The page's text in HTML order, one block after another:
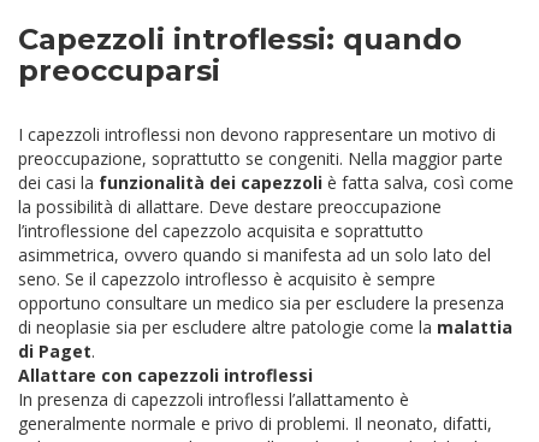
Capezzoli introflessi: quando
preoccuparsi
I capezzoli introflessi non devono rappresentare un motivo di
preoccupazione, soprattutto se congeniti. Nella maggior parte
dei casi la funzionalità dei capezzoli è fatta salva, così come
la possibilità di allattare. Deve destare preoccupazione
l’introflessione del capezzolo acquisita e soprattutto
asimmetrica, ovvero quando si manifesta ad un solo lato del
seno. Se il capezzolo introflesso è acquisito è sempre
opportuno consultare un medico sia per escludere la presenza
di neoplasie sia per escludere altre patologie come la malattia
di Paget.
Allattare con capezzoli introflessi
In presenza di capezzoli introflessi l’allattamento è
generalmente normale e privo di problemi. Il neonato, difatti,